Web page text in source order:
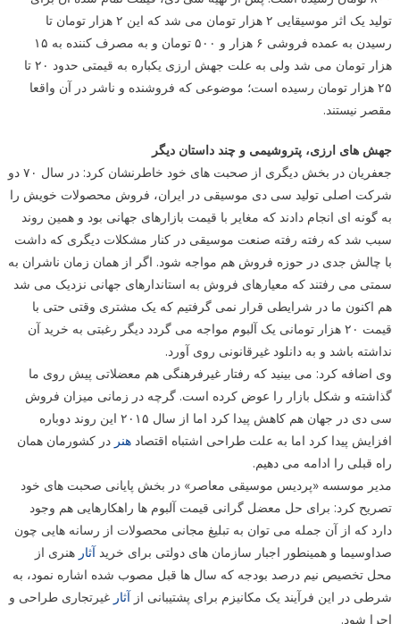
تولید یک اثر موسیقایی ۲ هزار تومان می شد که این ۲ هزار تومان تا
رسیدن به عمده فروشی ۶ هزار و ۵۰۰ تومان و به مصرف کننده به ۱۵
هزار تومان می شد ولی به علت جهش ارزی یکباره به قیمتی حدود ۲۰ تا
۲۵ هزار تومان رسیده است؛ موضوعی که فروشنده و ناشر در آن واقعا
مقصر نیستند.
جهش های ارزی، پتروشیمی و چند داستان دیگر
جعفریان در بخش دیگری از صحبت های خود خاطرنشان کرد: در سال ۷۰ دو
شرکت اصلی تولید سی دی موسیقی در ایران، فروش محصولات خویش را
به گونه ای انجام دادند که مغایر با قیمت بازارهای جهانی بود و همین روند
سبب شد که رفته رفته صنعت موسیقی در کنار مشکلات دیگری که داشت
با چالش جدی در حوزه فروش هم مواجه شود. اگر از همان زمان ناشران به
سمتی می رفتند که معیارهای فروش به استاندارهای جهانی نزدیک می شد
هم اکنون ما در شرایطی قرار نمی گرفتیم که یک مشتری وقتی حتی با
قیمت ۲۰ هزار تومانی یک آلبوم مواجه می گردد دیگر رغبتی به خرید آن
نداشته باشد و به دانلود غیرقانونی روی آورد.
وی اضافه کرد: می بینید که رفتار غیرفرهنگی هم معضلاتی پیش روی ما
گذاشته و شکل بازار را عوض کرده است. گرچه در زمانی میزان فروش
سی دی در جهان هم کاهش پیدا کرد اما از سال ۲۰۱۵ این روند دوباره
افزایش پیدا کرد اما به علت طراحی اشتباه اقتصاد هنر در کشورمان همان
راه قبلی را ادامه می دهیم.
مدیر موسسه «پردیس موسیقی معاصر» در بخش پایانی صحبت های خود
تصریح کرد: برای حل معضل گرانی قیمت آلبوم ها راهکارهایی هم وجود
دارد که از آن جمله می توان به تبلیغ مجانی محصولات از رسانه هایی چون
صداوسیما و همینطور اجبار سازمان های دولتی برای خرید آثار هنری از
محل تخصیص نیم درصد بودجه که سال ها قبل مصوب شده اشاره نمود، به
شرطی در این فرآیند یک مکانیزم برای پشتیبانی از آثار غیرتجاری طراحی و
اجرا شود.